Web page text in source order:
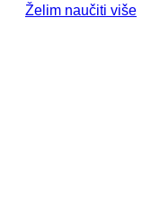
Želim naučiti više